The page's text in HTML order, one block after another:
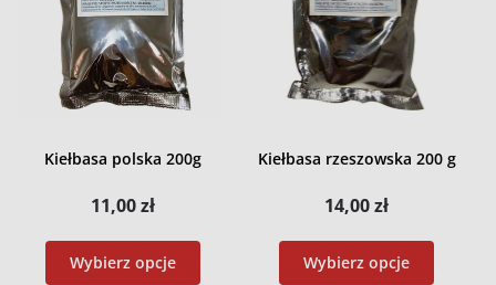
Kiełbasa polska 200g
11,00zł
Wybierz opcje
Kiełbasa rzeszowska 200 g
14,00zł
Wybierz opcje